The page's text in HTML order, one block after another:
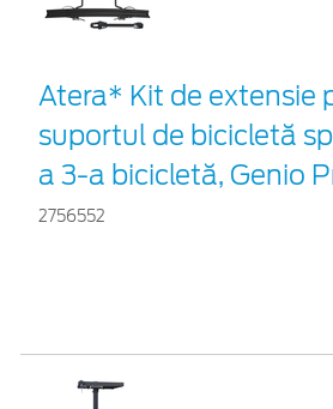
Atera* Kit de extensie
suportul de bicicletă
a 3-a bicicletă, Genio
2756552